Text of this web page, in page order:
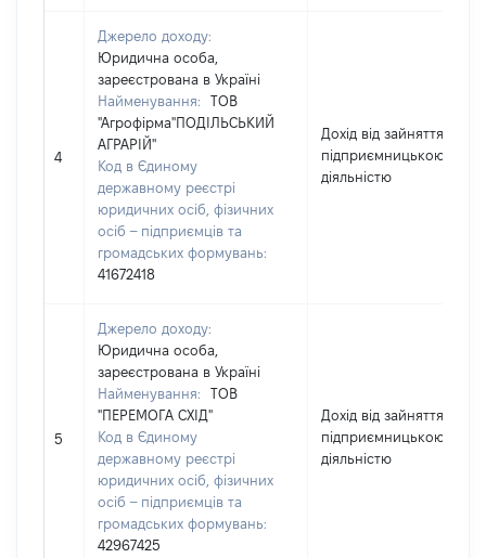
4
Джерело доходу:
Юридична особа,
зареєстрована в Україні
Найменування:
ТОВ
"Агрофірма"ПОДІЛЬСЬКИЙ
АГРАРІЙ"
Код в Єдиному
державному реєстрі
юридичних осіб, фізичних
осіб – підприємців та
громадських формувань:
41672418
Дохід від зайняття
підприємницькою
діяльністю
5
Джерело доходу:
Юридична особа,
зареєстрована в Україні
Найменування:
ТОВ
"ПЕРЕМОГА СХІД"
Код в Єдиному
державному реєстрі
юридичних осіб, фізичних
осіб – підприємців та
громадських формувань:
42967425
Дохід від зайняття
підприємницькою
діяльністю